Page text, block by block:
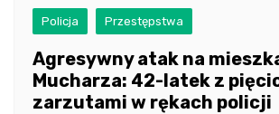
Policja Przestępstwa
Agresywny atak na
Mucharza: 42-latek z
zarzutami w rękach policji